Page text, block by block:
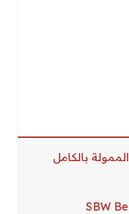
1 منحة SBW BERLIN 2023 الممولة بالكامل